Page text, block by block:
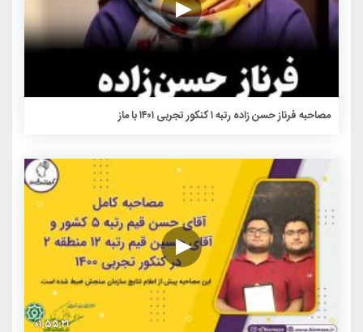
مصاحبه فرناز حسن زاده رتبه ۱ کنکور تجربی ۱۴۰۱ با ماز
۰۱:۵۵:۲۱